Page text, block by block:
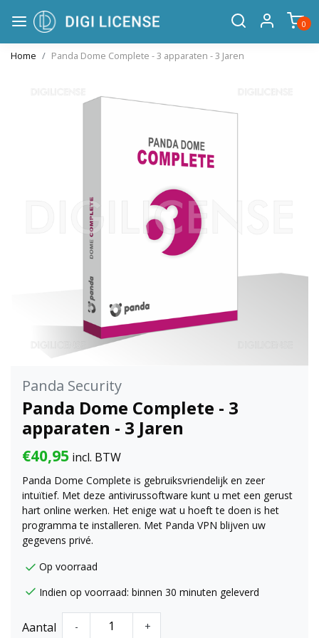
0
Home Panda Dome Complete - 3 apparaten - 3 Jaren
Panda Security
Panda Dome Complete - 3
apparaten - 3 Jaren
€40,95 incl. BTW
Panda Dome Complete is gebruiksvriendelijk en zeer
intuïtief. Met deze antivirussoftware kunt u met een gerust
hart online werken. Het enige wat u hoeft te doen is het
programma te installeren. Met Panda VPN blijven uw
gegevens privé.
Op voorraad
Indien op voorraad: binnen 30 minuten geleverd
Aantal - +